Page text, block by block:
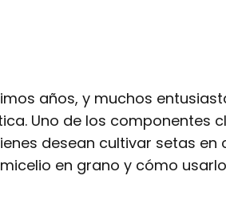
años, y muchos
Uno de los componentes
desean cultivar setas en
en grano y cómo